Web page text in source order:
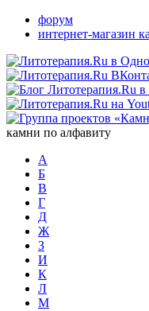
форум
интернет-магазин
камни по алфавиту
А
Б
В
Г
Д
Ж
З
И
К
Л
М